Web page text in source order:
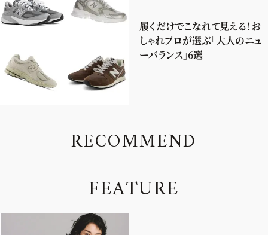
履くだけでこなれて見える！お
しゃれプロが選ぶ「大人のニュ
ーバランス」6選
RECOMMEND
FEATURE